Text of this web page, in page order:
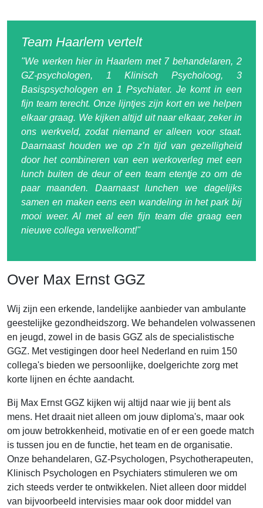
Team Haarlem vertelt
"We werken hier in Haarlem met 7 behandelaren, 2
GZ-psychologen, 1 Klinisch Psycholoog, 3
Basispsychologen en 1 Psychiater. Je komt in een
fijn team terecht. Onze lijntjes zijn kort en we helpen
elkaar graag. We kijken altijd uit naar elkaar, zeker in
ons werkveld, zodat niemand er alleen voor staat.
Daarnaast houden we op z’n tijd van gezelligheid
door het combineren van een werkoverleg met een
lunch buiten de deur of een team etentje zo om de
paar maanden. Daarnaast lunchen we dagelijks
samen en maken eens een wandeling in het park bij
mooi weer. Al met al een fijn team die graag een
nieuwe collega verwelkomt!"
Over Max Ernst GGZ
Wij zijn een erkende, landelijke aanbieder van ambulante
geestelijke gezondheidszorg. We behandelen volwassenen
en jeugd, zowel in de basis GGZ als de specialistische
GGZ. Met vestigingen door heel Nederland en ruim 150
collega's bieden we persoonlijke, doelgerichte zorg met
korte lijnen en échte aandacht.
Bij Max Ernst GGZ kijken wij altijd naar wie jij bent als
mens. Het draait niet alleen om jouw diploma's, maar ook
om jouw betrokkenheid, motivatie en of er een goede match
is tussen jou en de functie, het team en de organisatie.
Onze behandelaren, GZ-Psychologen, Psychotherapeuten,
Klinisch Psychologen en Psychiaters stimuleren we om
zich steeds verder te ontwikkelen. Niet alleen door middel
van bijvoorbeeld intervisies maar ook door middel van